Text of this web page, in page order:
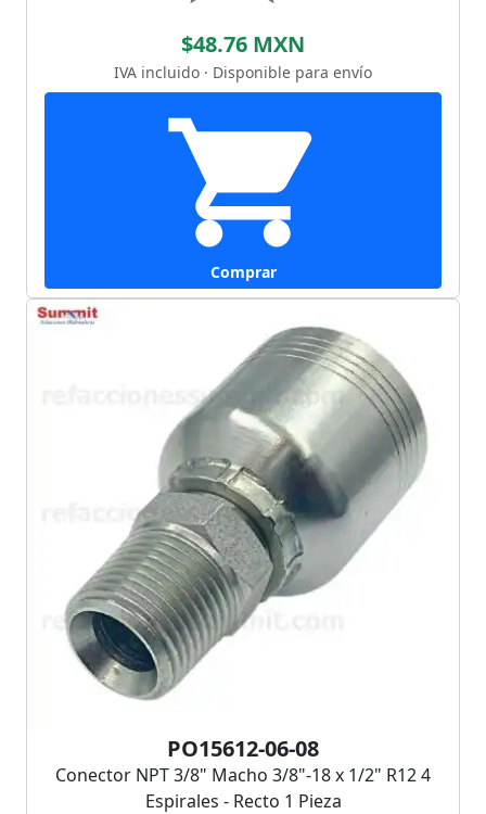
$48.76 MXN
IVA incluido · Disponible para envío
Comprar
PO15612-06-08
Conector NPT 3/8" Macho 3/8"-18 x 1/2" R12 4
Espirales - Recto 1 Pieza